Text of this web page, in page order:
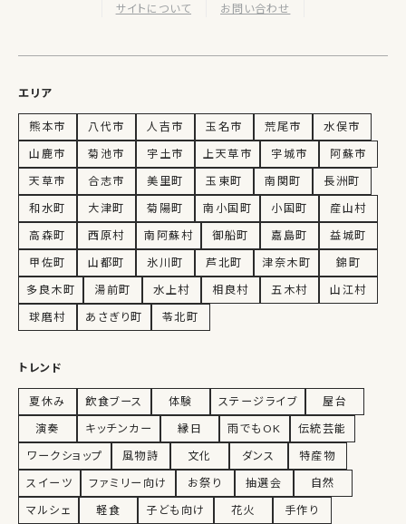
サイトについて お問い合わせ
エリア
熊本市 八代市 人吉市 玉名市 荒尾市
水俣市
山鹿市
菊池市 宇土市 上天草市 宇城市
阿蘇市
天草市
合志市 美里町 玉東町 南関町
長洲町
和水町
大津町 菊陽町 南小国町 小国町
産山村
高森町
西原村 南阿蘇村 御船町 嘉島町
益城町
甲佐町
山都町 氷川町 芦北町 津奈木町
錦町
多良木町
湯前町 水上村 相良村 五木村
山江村
球磨村
あさぎり町 苓北町
トレンド
夏休み 飲食ブース 体験 ステージライブ
屋台
演奏
キッチンカー 縁日 雨でもOK
伝統芸能
ワークショップ
風物詩 文化 ダンス
特産物
スイーツ
ファミリー向け お祭り 抽選会
自然
マルシェ
軽食 子ども向け 花火 手作り